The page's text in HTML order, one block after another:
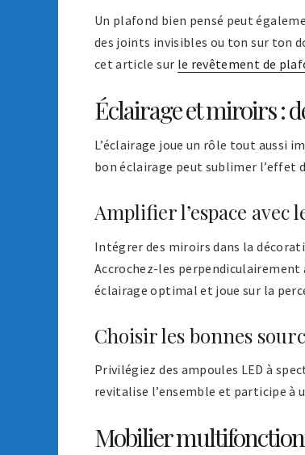
Un plafond bien pensé peut
des joints invisibles ou ton sur ton
cet article sur le revêtement de
Éclairage et miroirs :
L’éclairage joue un rôle tout aussi
bon éclairage peut sublimer l’effet
Amplifier l’espace avec
Intégrer des miroirs dans la
Accrochez-les
éclairage optimal et joue sur la
Choisir les bonnes
Privilégiez des ampoules LED à
revitalise l’ensemble et participe à
Mobilier